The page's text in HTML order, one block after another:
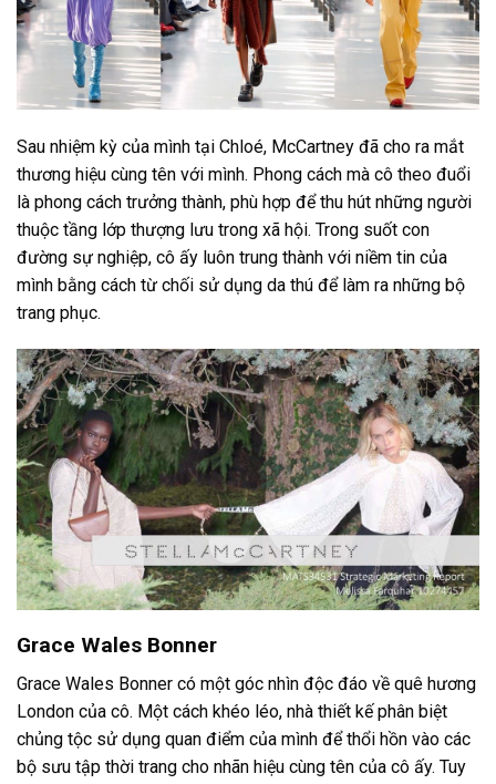
Sau nhiệm kỳ của mình tại Chloé, McCartney đã cho ra mắt
thương hiệu cùng tên với mình. Phong cách mà cô theo đuổi
là phong cách trưởng thành, phù hợp để thu hút những người
thuộc tầng lớp thượng lưu trong xã hội. Trong suốt con
đường sự nghiệp, cô ấy luôn trung thành với niềm tin của
mình bằng cách từ chối sử dụng da thú để làm ra những bộ
trang phục.
Grace Wales Bonner
Grace Wales Bonner có một góc nhìn độc đáo về quê hương
London của cô. Một cách khéo léo, nhà thiết kế phân biệt
chủng tộc sử dụng quan điểm của mình để thổi hồn vào các
bộ sưu tập thời trang cho nhãn hiệu cùng tên của cô ấy. Tuy